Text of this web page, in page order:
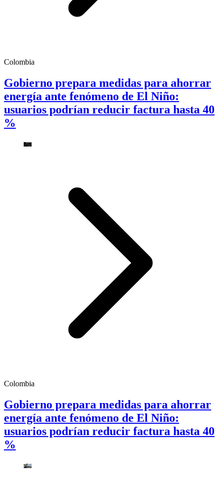
Colombia
Gobierno prepara medidas para ahorrar
energía ante fenómeno de El Niño:
usuarios podrían reducir factura hasta 40
%
Colombia
Gobierno prepara medidas para ahorrar
energía ante fenómeno de El Niño:
usuarios podrían reducir factura hasta 40
%